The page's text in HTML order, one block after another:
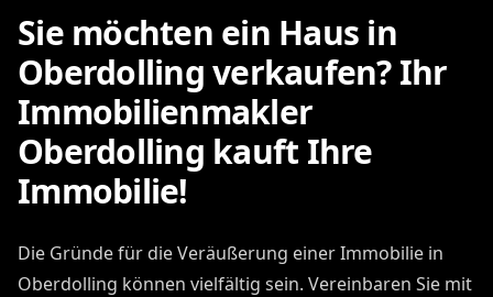
Sie möchten ein Haus in
Oberdolling verkaufen? Ihr
Immobilienmakler
Oberdolling kauft Ihre
Immobilie!
Die Gründe für die Veräußerung einer Immobilie in
Oberdolling können vielfältig sein. Vereinbaren Sie mit